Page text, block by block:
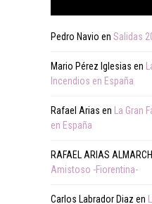
Pedro Navio en Salidas
Mario Pérez Iglesias en
Incendios en España
Rafael Arias en
La Gran
en España
RAFAEL ARIAS
Amistoso -Fiorentina-
Carlos Labrador Diaz en